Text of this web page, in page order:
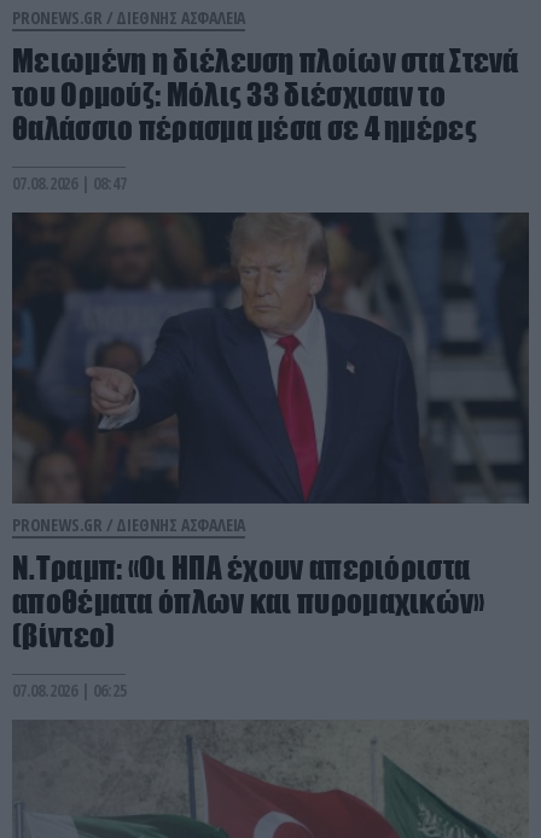
PRONEWS.GR / ΔΙΕΘΝΗΣ ΑΣΦΑΛΕΙΑ
Μειωμένη η διέλευση πλοίων στα Στενά
του Ορμούζ: Μόλις 33 διέσχισαν το
θαλάσσιο πέρασμα μέσα σε 4 ημέρες
07.08.2026 | 08:47
PRONEWS.GR / ΔΙΕΘΝΗΣ ΑΣΦΑΛΕΙΑ
Ν.Τραμπ: «Οι ΗΠΑ έχουν απεριόριστα
αποθέματα όπλων και πυρομαχικών»
(βίντεο)
07.08.2026 | 06:25